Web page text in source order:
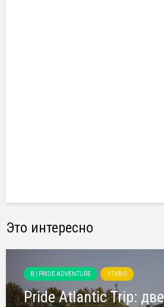
Это интересно
B | PRIDE ADVENTURE ЧТИВО
Pride Atlantic Trip: